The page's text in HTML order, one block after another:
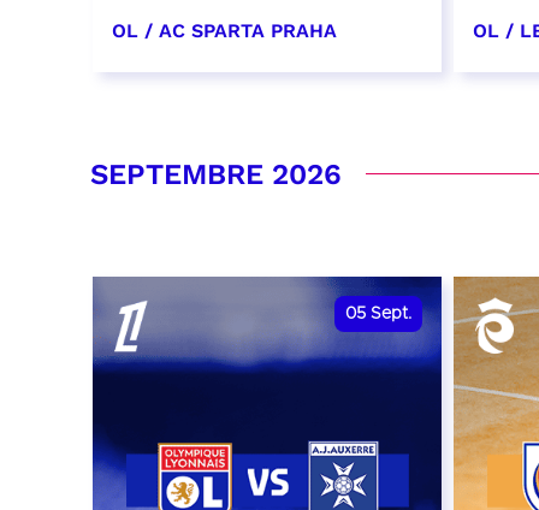
OL / AC SPARTA PRAHA OL /
SEPTEMBRE 2026
05 Sept.